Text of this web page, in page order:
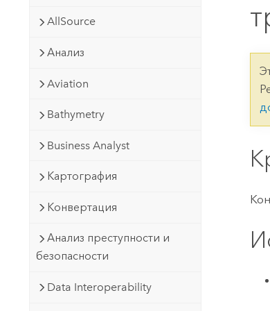
пространственного анализа
Природные
AllSource
Анализ
Aviation
Bathymetry
Business Analyst
Картография
Конвертация
Анализ преступности и
безопасности
Data Interoperability